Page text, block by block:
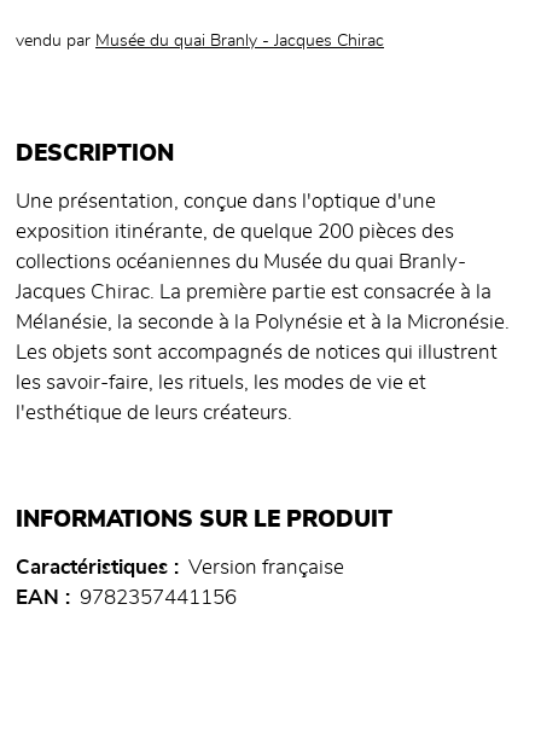
vendu par Musée du quai Branly - Jacques Chirac
DESCRIPTION
Une présentation, conçue dans l'optique d'une
exposition itinérante, de quelque 200 pièces des
collections océaniennes du Musée du quai Branly-
Jacques Chirac. La première partie est consacrée à la
Mélanésie, la seconde à la Polynésie et à la Micronésie.
Les objets sont accompagnés de notices qui illustrent
les savoir-faire, les rituels, les modes de vie et
l'esthétique de leurs créateurs.
INFORMATIONS SUR LE PRODUIT
Caractéristiques
Version française
EAN
9782357441156